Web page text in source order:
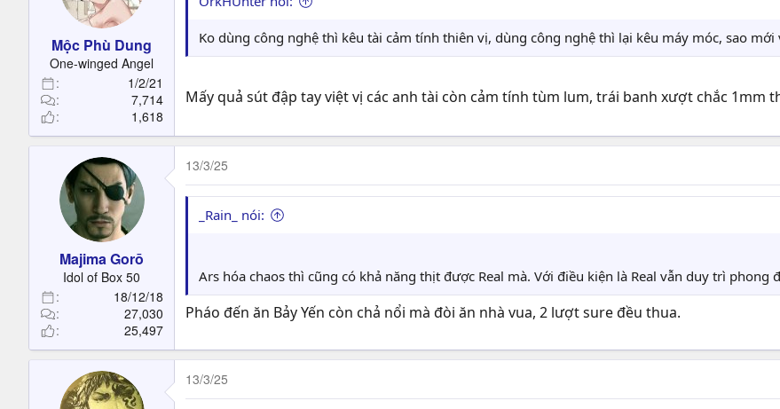
Mộc Phù Dung
One-winged Angel
1/2/21
7,714
1,618
Ko dùng công nghệ thì kêu tài cảm tính thiên vị, dùng công nghệ thì lại kêu máy móc, sao mới
Mấy quả sút đập tay việt vị các anh tài còn cảm tính tùm lum, trái banh xượt chắc 1mm
Majima Gorō
Idol of Box 50
18/12/18
27,030
25,497
13/3/25
_Rain_ nói:
Ars hóa chaos thì cũng có khả năng thịt được Real mà. Với điều kiện là Real vẫn duy trì phong
Pháo đến ăn Bảy Yến còn chả nổi mà đòi ăn nhà vua, 2 lượt sure đều thua.
13/3/25